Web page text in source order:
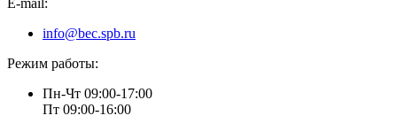
E-mail:
info@bec.spb.ru
Режим работы:
Пн-Чт 09:00-17:00
Пт 09:00-16:00